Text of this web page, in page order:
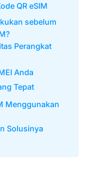
QR eSIM
sebelum
Perangkat
Anda
Tepat
Menggunakan
Solusinya